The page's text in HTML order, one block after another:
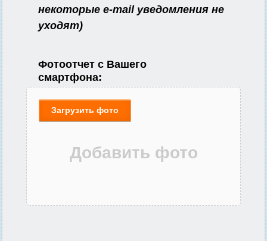
некоторые e-mail уведомления не
уходят)
Фотоотчет с Вашего
смартфона:
Загрузить фото